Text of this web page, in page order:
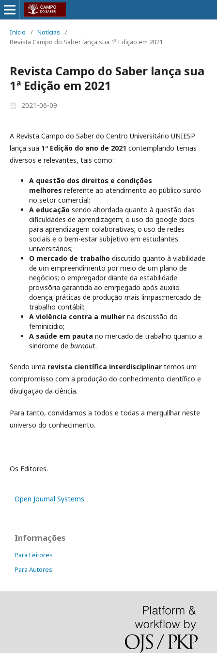
Início / Notícias
/
Revista Campo do Saber lança sua 1ª Edição em 2021
Revista Campo do Saber lança sua
1ª Edição em 2021
2021-06-09
A Revista Campo do Saber do Centro Universitário UNIESP
lança sua 1ª Edição do ano de 2021 contemplando temas
diversos e relevantes, tais como:
A questão dos direitos e condições
melhores referente ao atendimento ao público surdo
no setor comercial;
A educação sendo abordada quanto à questão das
dificuldades de aprendizagem; o uso do google docs
para aprendizagem colaborativas; o uso de redes
sociais e o bem-estar subjetivo em estudantes
universitários;
O mercado de trabalho discutido quanto à viabilidade
de um empreendimento por meio de um plano de
negócios; o empregador diante da estabilidade
provisõria garantida ao emrpegado após auxilio
doença; práticas de produção mais limpas;mercado de
trabalho contábil;
A violência contra a mulher na discussão do
feminicidio;
A saúde em pauta no mercado de trabalho quanto a
sindrome de burnout.
Sendo uma revista científica interdisciplinar temos um
compromisso com a produção do conhecimento científico e
divulgação da ciência.
Para tanto, convidamos a todos e todas a mergullhar neste
universo do conhecimento.
Os Editores.
Open Journal Systems
Informações
Para Leitores
Para Autores